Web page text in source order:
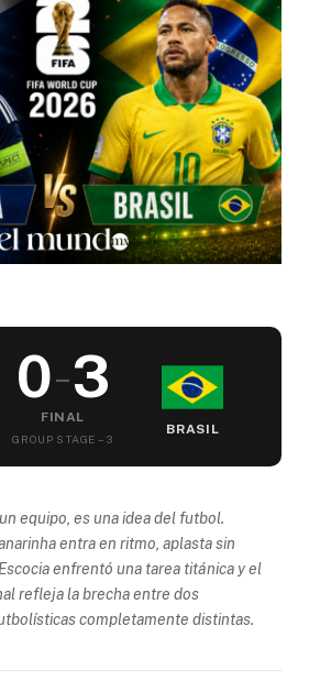
0–3
FINAL
GROUP STAGE – 3
BRASIL
equipo, es una idea del futbol.
entra en ritmo, aplasta sin
enfrentó una tarea titánica y el
refleja la brecha entre dos
completamente distintas.